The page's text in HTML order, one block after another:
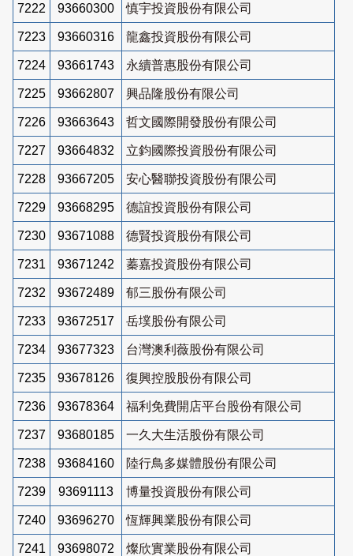
7222 93660300 慎宇投資股份有限公司
7223 93660316 龍鑫投資股份有限公司
7224 93661743 永續普惠股份有限公司
7225 93662807 興品隆股份有限公司
7226 93663643 哲文國際開發股份有限公司
7227 93664832 立鈞國際投資股份有限公司
7228 93667205 安心醫聯投資股份有限公司
7229 93668295 德誼投資股份有限公司
7230 93671088 德賢投資股份有限公司
7231 93671242 蓁嘉投資股份有限公司
7232 93672489 郁三股份有限公司
7233 93672517 岳墣股份有限公司
7234 93677323 台灣澳利薇股份有限公司
7235 93678126 復興控股股份有限公司
7236 93678364 福利免費開店平台股份有限公司
7237 93680185 一久大生活股份有限公司
7238 93684160 陸行鳥多媒體股份有限公司
7239 93691113 博量投資股份有限公司
7240 93696270 恆輝興業股份有限公司
7241 93698072 燦欣實業股份有限公司